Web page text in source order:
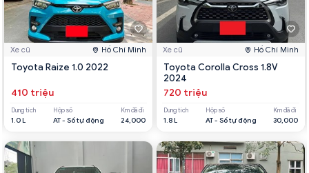
Xe cũ Hồ Chí Minh
Toyota Raize 1.0 2022
410 triệu
Dung tích
1.0 L
Hộp số
AT - Số tự động
Km đã đi
24,000
Xe cũ Hồ Chí Minh
Toyota Corolla Cross 1.8V
2024
720 triệu
Dung tích
1.8 L
Hộp số
AT - Số tự động
Km đã đi
30,000